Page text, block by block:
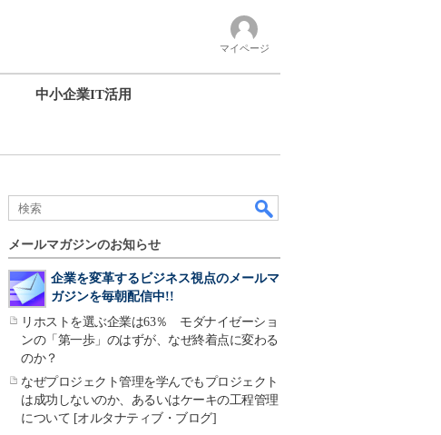
マイページ
中小企業IT活用
メールマガジンのお知らせ
企業を変革するビジネス視点のメールマ
ガジンを毎朝配信中!!
リホストを選ぶ企業は63％ モダナイゼーショ
ンの「第一歩」のはずが、なぜ終着点に変わる
のか？
なぜプロジェクト管理を学んでもプロジェクト
は成功しないのか、あるいはケーキの工程管理
について [オルタナティブ・ブログ]